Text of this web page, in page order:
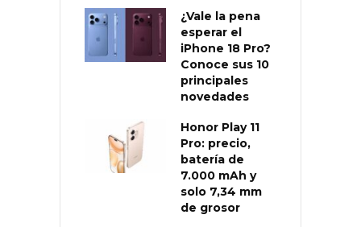
¿Vale la pena
esperar el
iPhone 18 Pro?
Conoce sus 10
principales
novedades
Honor Play 11
Pro: precio,
batería de
7.000 mAh y
solo 7,34 mm
de grosor